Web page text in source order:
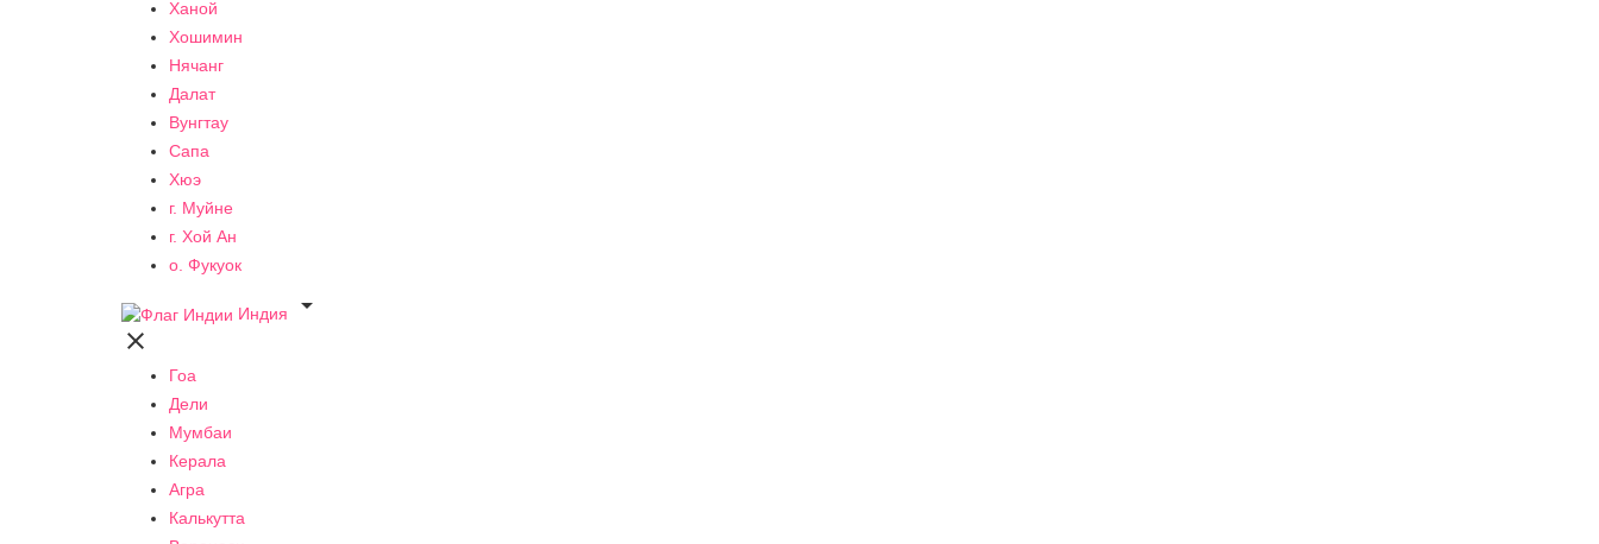
Ханой
Хошимин
Нячанг
Далат
Вунгтау
Сапа
Хюэ
г. Муйне
г. Хой Ан
о. Фукуок
Индия


Гоа
Дели
Мумбаи
Керала
Агра
Калькутта